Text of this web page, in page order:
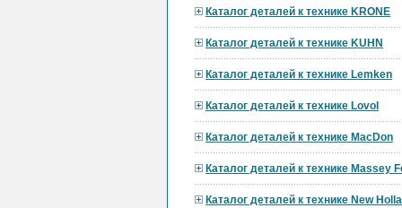
Каталог деталей к технике KRONE
Каталог деталей к технике KUHN
Каталог деталей к технике Lemken
Каталог деталей к технике Lovol
Каталог деталей к технике MacDon
Каталог деталей к технике Massey
Каталог деталей к технике New